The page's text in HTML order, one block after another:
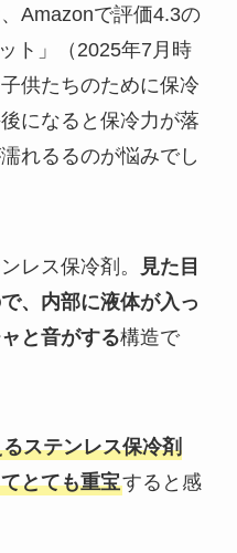
Amazonで評価4.3の
ト」（2025年7月時
供たちのために保冷
になると保冷力が落
れるるのが悩みでし
レス保冷剤。
見た目
、内部に液体が入っ
と音がする構造で
ステンレス保冷剤
とても重宝すると感